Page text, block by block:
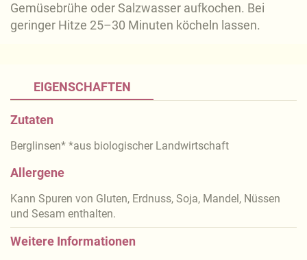
Gemüsebrühe oder Salzwasser aufkochen. Bei
geringer Hitze 25–30 Minuten köcheln lassen.
EIGENSCHAFTEN
Zutaten
Berglinsen* *aus biologischer Landwirtschaft
Allergene
Kann Spuren von Gluten, Erdnuss, Soja, Mandel, Nüssen
und Sesam enthalten.
Weitere Informationen